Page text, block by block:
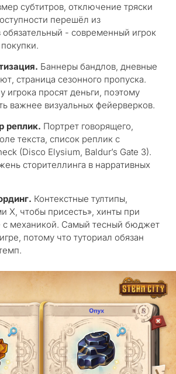
субтитров, отключение тряски
перешёл из
обязательный - современный игрок
Баннеры бандлов, дневные
страница сезонного пропуска.
игрока просят деньги, поэтому
важнее визуальных фейерверков.
реплик. Портрет говорящего,
текста, список реплик с
(Disco Elysium, Baldur’s Gate 3).
сторителлинга в нарративных
Контекстные тултипы,
X, чтобы присесть», хинты при
с механикой. Самый тесный бюджет
потому что туториал обязан